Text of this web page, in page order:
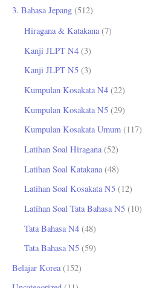
3. Bahasa Jepang (512)
Hiragana & Katakana(7)
Kanji JLPT N4 (3)
Kanji JLPT N5 (3)
Kumpulan Kosakata N4 (22)
Kumpulan Kosakata N5 (29)
Kumpulan Kosakata Umum (117)
Latihan Soal Hiragana(52)
Latihan Soal Katakana (48)
Latihan Soal Kosakata N5 (12)
Latihan Soal Tata Bahasa N5 (10)
Tata Bahasa N4 (48)
Tata Bahasa N5 (59)
Belajar Korea (152)